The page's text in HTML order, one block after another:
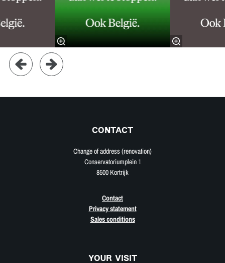
CONTACT
Change of address (renovation)
Conservatoriumplein 1
8500 Kortrijk
Contact
Privacy statement
Sales conditions
YOUR VISIT